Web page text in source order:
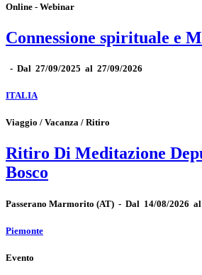
Online - Webinar
Connessione spirituale e
- Dal 27/09/2025 al 27/09/2026
ITALIA
Viaggio / Vacanza / Ritiro
Ritiro Di Meditazione
Bosco
Passerano Marmorito (AT) - Dal 14/08/2026
Piemonte
Evento